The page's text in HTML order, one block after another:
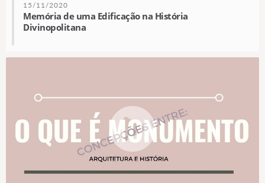
15/11/2020
Memória de uma Edificação na História
Divinopolitana